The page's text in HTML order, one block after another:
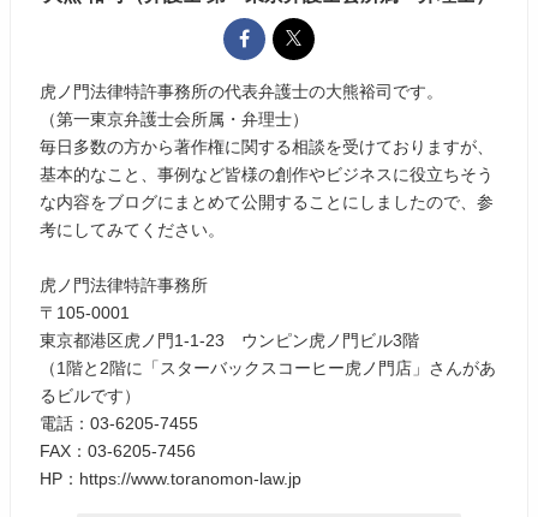
虎ノ門法律特許事務所の代表弁護士の大熊裕司です。
（第一東京弁護士会所属・弁理士）
毎日多数の方から著作権に関する相談を受けておりますが、
基本的なこと、事例など皆様の創作やビジネスに役立ちそう
な内容をブログにまとめて公開することにしましたので、参
考にしてみてください。
虎ノ門法律特許事務所
〒105-0001
東京都港区虎ノ門1-1-23 ウンピン虎ノ門ビル3階
（1階と2階に「スターバックスコーヒー虎ノ門店」さんがあ
るビルです）
電話：03-6205-7455
FAX：03-6205-7456
HP：https://www.toranomon-law.jp